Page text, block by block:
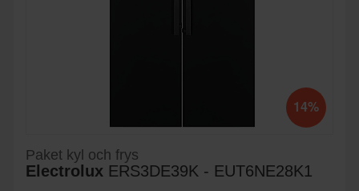
14%
Paket kyl och frys
Electrolux ERS3DE39K - EUT6NE28K1